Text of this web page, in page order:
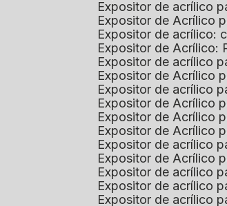
Expositor de acrílico
Expositor de Acrílico
Expositor de acrílico:
Expositor de Acrílico:
Expositor de acrílico
Expositor de Acrílico
Expositor de acrílico
Expositor de Acrílico
Expositor de Acrílico
Expositor de Acrílico
Expositor de acrílico
Expositor de Acrílico
Expositor de acrílico
Expositor de acrílico
Expositor de acrílico